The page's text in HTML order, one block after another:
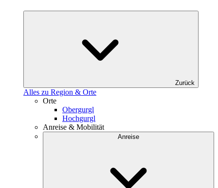
Zurück
Alles zu Region & Orte
Orte
Obergurgl
Hochgurgl
Anreise & Mobilität
Anreise